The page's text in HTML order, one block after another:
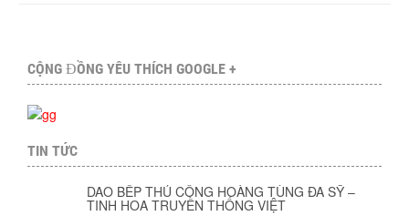
CỘNG ĐỒNG YÊU THÍCH GOOGLE +
TIN TỨC
DAO BẾP THỦ CÔNG HOÀNG TÙNG ĐA SỸ –
TINH HOA TRUYỀN THỐNG VIỆT